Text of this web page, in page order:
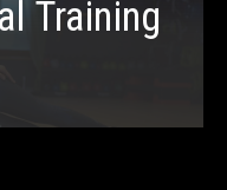
Training